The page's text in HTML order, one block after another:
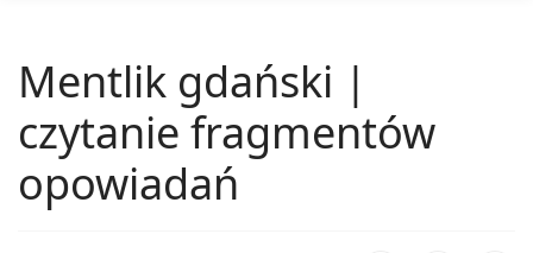
Mentlik gdański |
czytanie fragmentów
opowiadań